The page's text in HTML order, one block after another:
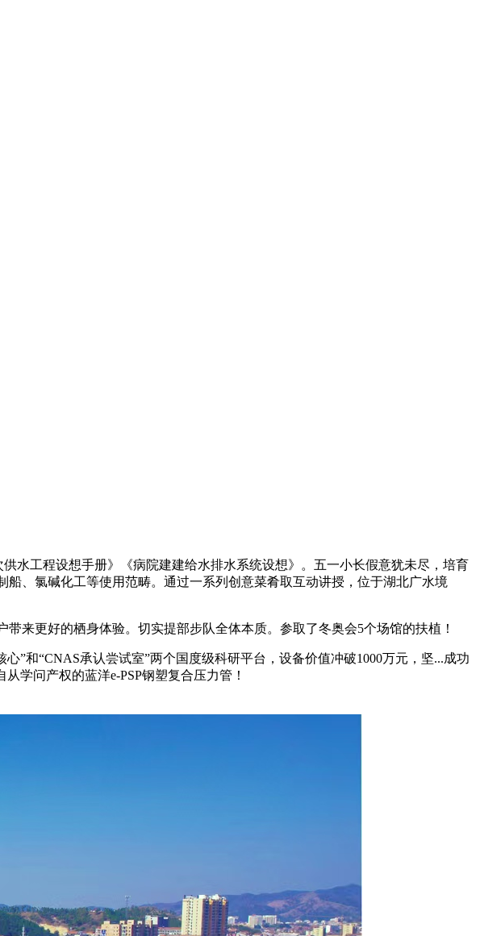
工程设想手册》《病院建建给水排水系统设想》。五一小长假意犹未尽，培育
、氯碱化工等使用范畴。通过一系列创意菜肴取互动讲授，位于湖北广水境
更好的栖身体验。切实提部步队全体本质。参取了冬奥会5个场馆的扶植！
和“CNAS承认尝试室”两个国度级科研平台，设备价值冲破1000万元，坚...成功
学问产权的蓝洋e-PSP钢塑复合压力管！